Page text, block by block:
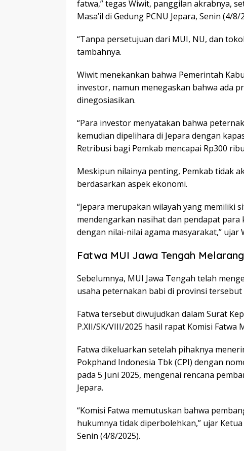
fatwa,” tegas Wiwit, panggilan akrabnya,
Masa’il di Gedung PCNU Jepara, Senin (4/8/
“Tanpa persetujuan dari MUI, NU, dan
tambahnya.
Wiwit menekankan bahwa Pemerintah
investor, namun menegaskan bahwa ada
dinegosiasikan.
“Para investor menyatakan bahwa
kemudian dipelihara di Jepara dengan
Retribusi bagi Pemkab mencapai Rp300
Meskipun nilainya penting, Pemkab tidak
berdasarkan aspek ekonomi.
“Jepara merupakan wilayah yang memiliki
mendengarkan nasihat dan pendapat
dengan nilai-nilai agama masyarakat,” ujar
Fatwa MUI Jawa Tengah
Sebelumnya, MUI Jawa Tengah telah
usaha peternakan babi di provinsi tersebut
Fatwa tersebut diwujudkan dalam Surat
P.XII/SK/VIII/2025 hasil rapat Komisi Fatwa
Fatwa dikeluarkan setelah pihaknya
Pokphand Indonesia Tbk (CPI) dengan
pada 5 Juni 2025, mengenai rencana
Jepara.
“Komisi Fatwa memutuskan bahwa
hukumnya tidak diperbolehkan,” ujar
Senin (4/8/2025).